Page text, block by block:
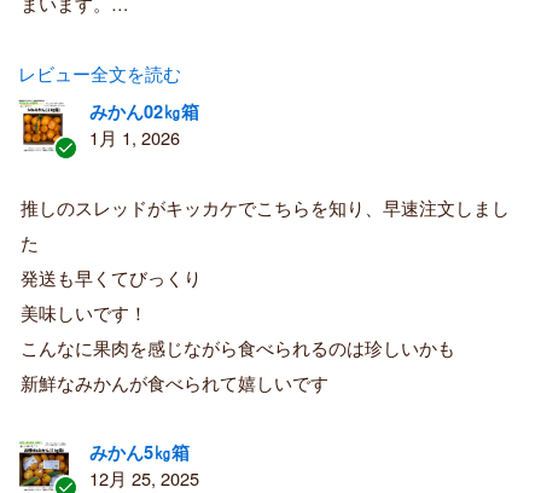
レビュー全文を読む
証
済
購
者
みかん02㎏箱
1月 1, 2026
推しのスレッドがキッカケでこちらを知り、早速注文しまし
た
発送も早くてびっくり
美味しいです！
こんなに果肉を感じながら食べられるのは珍しいかも
新鮮なみかんが食べられて嬉しいです
みかん5㎏箱
12月 25, 2025